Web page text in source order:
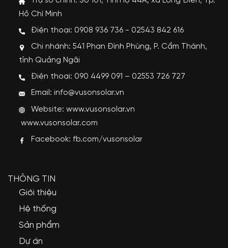
Hồ Chí Minh
Điện thoại: 0908 936 736 - 02543 842 616
Chi nhánh: 541 Phan Đình Phùng, P. Cẩm Thành,
tỉnh Quảng Ngãi
Điện thoại: 090 4499 091 – 02553 726 727
Email: info@vusonsolar.vn
Website:www.vusonsolar.vn
www.vusonsolar.com
Facebook: fb.com/vusonsolar
THÔNG TIN
Giới thiệu
Hệ thống
Sản phẩm
Dự án